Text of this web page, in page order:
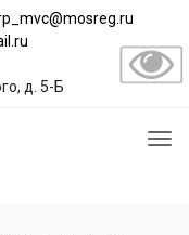
д. 5-Б